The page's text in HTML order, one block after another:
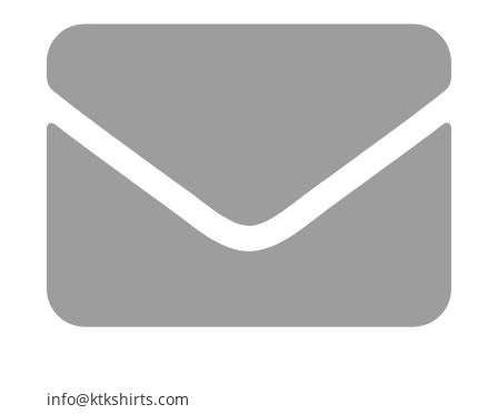
info@ktkshirts.com